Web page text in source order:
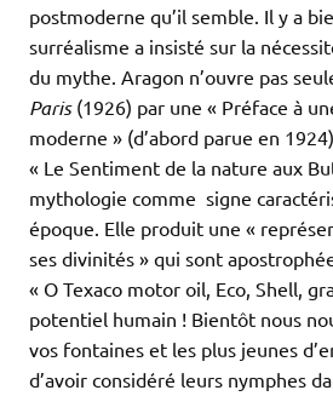
postmoderne qu’il semble. Il y a
surréalisme a insisté sur la
du mythe. Aragon n’ouvre pas
Paris(1926) par une « Préface à
moderne » (d’abord parue en
« Le Sentiment de la nature aux
mythologie comme signe
époque. Elle produit une «
ses divinités » qui sont
« O Texaco motor oil, Eco, Shell,
potentiel humain ! Bientôt nous
vos fontaines et les plus jeunes
d’avoir considéré leurs nymphes